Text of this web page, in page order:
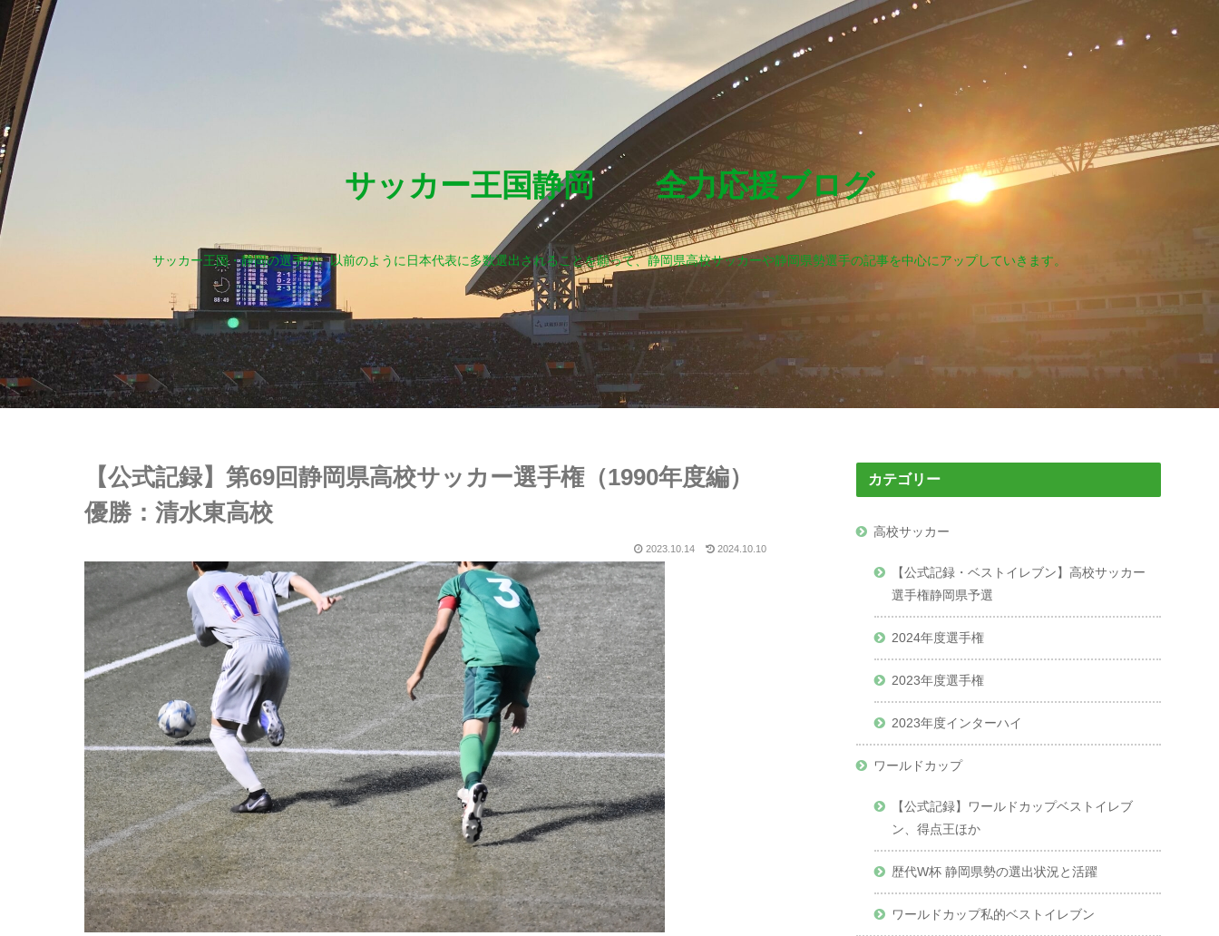
サッカー王国静岡 全力応援ブログ
サッカー王国・静岡の選手が、以前のように日本代表に多数選出されることを願って、静岡県高校サッカーや静岡県勢選手の記事を中心にアップしていきます。
【公式記録】第69回静岡県高校サッカー選手権（1990年度編）
優勝：清水東高校
2023.10.14 2024.10.10
カテゴリー
高校サッカー
【公式記録・ベストイレブン】高校サッカー
選手権静岡県予選
2024年度選手権
2023年度選手権
2023年度インターハイ
ワールドカップ
【公式記録】ワールドカップベストイレブ
ン、得点王ほか
歴代W杯 静岡県勢の選出状況と活躍
ワールドカップ私的ベストイレブン